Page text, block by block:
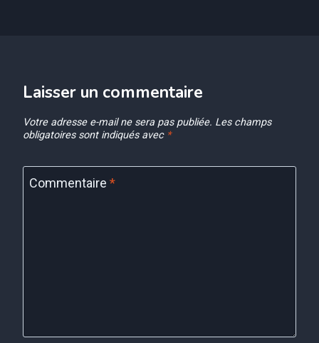
Laisser un commentaire
Votre adresse e-mail ne sera pas publiée. Les champs
obligatoires sont indiqués avec *
Commentaire *